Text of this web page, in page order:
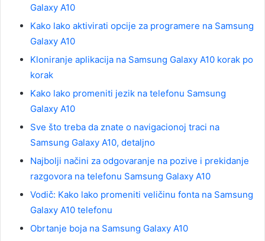
Galaxy A10
Kako lako aktivirati opcije za programere na Samsung
Galaxy A10
Kloniranje aplikacija na Samsung Galaxy A10 korak po
korak
Kako lako promeniti jezik na telefonu Samsung
Galaxy A10
Sve što treba da znate o navigacionoj traci na
Samsung Galaxy A10, detaljno
Najbolji načini za odgovaranje na pozive i prekidanje
razgovora na telefonu Samsung Galaxy A10
Vodič: Kako lako promeniti veličinu fonta na Samsung
Galaxy A10 telefonu
Obrtanje boja na Samsung Galaxy A10